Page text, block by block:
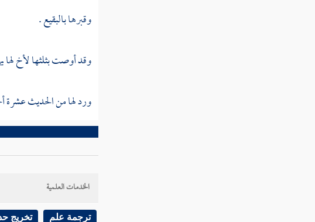
وقبرهابالبقيع .
وقد أوصت بثلثها لأخ لها
ورد لها من الحديث عشرة
الخدمات العلمية
ترجمة علم تخريج